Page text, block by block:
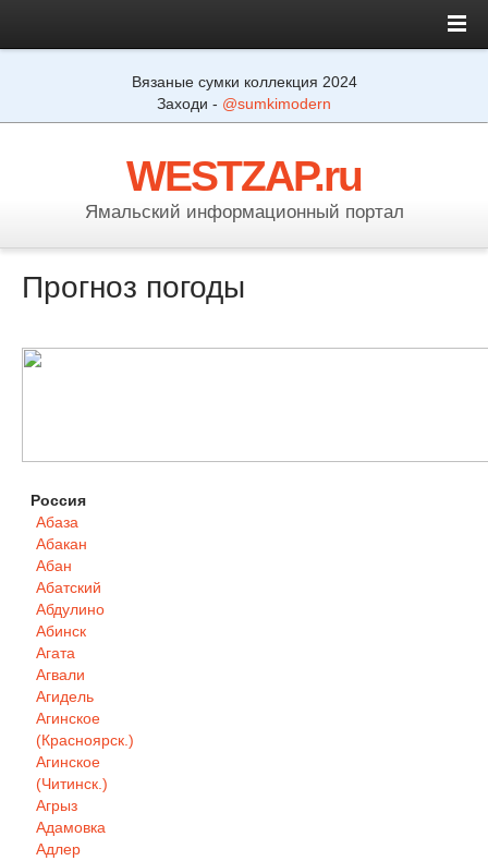
Вязаные сумки коллекция 2024
Заходи - @sumkimodern
WESTZAP.ru
Ямальский информационный портал
Прогноз погоды
Россия
Абаза
Абакан
Абан
Абатский
Абдулино
Абинск
Агата
Агвали
Агидель
Агинское
(Красноярск.)
Агинское
(Читинск.)
Агрыз
Адамовка
Адлер